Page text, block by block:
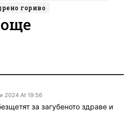
гориво
2024 At 19:56
за загубеното здраве и